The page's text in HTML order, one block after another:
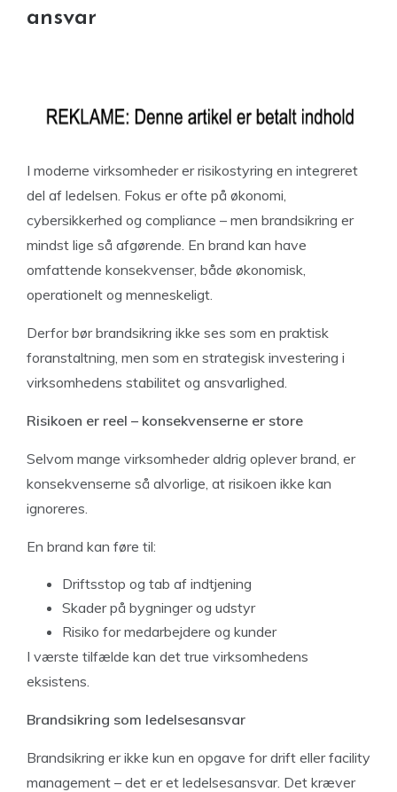
ansvar
I moderne virksomheder er risikostyring en integreret
del af ledelsen. Fokus er ofte på økonomi,
cybersikkerhed og compliance – men brandsikring er
mindst lige så afgørende. En brand kan have
omfattende konsekvenser, både økonomisk,
operationelt og menneskeligt.
Derfor bør brandsikring ikke ses som en praktisk
foranstaltning, men som en strategisk investering i
virksomhedens stabilitet og ansvarlighed.
Risikoen er reel – konsekvenserne er store
Selvom mange virksomheder aldrig oplever brand, er
konsekvenserne så alvorlige, at risikoen ikke kan
ignoreres.
En brand kan føre til:
Driftsstop og tab af indtjening
Skader på bygninger og udstyr
Risiko for medarbejdere og kunder
I værste tilfælde kan det true virksomhedens
eksistens.
Brandsikring som ledelsesansvar
Brandsikring er ikke kun en opgave for drift eller facility
management – det er et ledelsesansvar. Det kræver